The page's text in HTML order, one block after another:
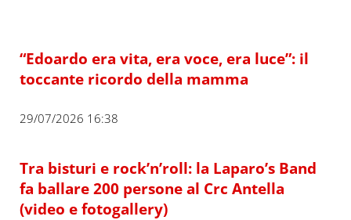
“Edoardo era vita, era voce, era luce”: il
toccante ricordo della mamma
29/07/2026 16:38
Tra bisturi e rock’n’roll: la Laparo’s Band
fa ballare 200 persone al Crc Antella
(video e fotogallery)